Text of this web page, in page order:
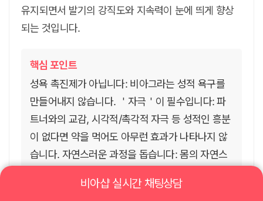
유지되면서 발기의 강직도와 지속력이 눈에 띄게 향상
되는 것입니다.
핵심 포인트
성욕 촉진제가 아닙니다: 비아그라는 성적 욕구를
만들어내지 않습니다. ＇자극＇이 필수입니다: 파
트너와의 교감, 시각적/촉각적 자극 등 성적인 흥분
이 없다면 약을 먹어도 아무런 효과가 나타나지 않
습니다. 자연스러운 과정을 돕습니다: 몸의 자연스
역할을 합니다.비아샵 실시간 채팅상담